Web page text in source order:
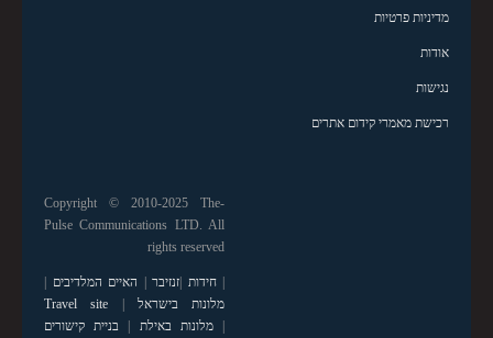
מדיניות פרטיות
אודות
נגישות
רכישת מאמרי קידום אתרים
Copyright © 2010-2025 The-
Pulse Communications LTD. All
rights reserved
|חידות |זנזיבר | האיים המלדיבים |
מלונות בישראל |
Travel site
|מלונות באילת | בניית קישורים